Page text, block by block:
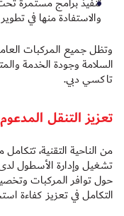
والاستفادة منها في
وتظل جميع المركبات
السلامة وجودة الخدمة
تاكسي دبي.
تعزيز التنقل
من الناحية التقنية،
تشغيل وإدارة الأسطول
حول توافر المركبات
التكامل في تعزيز كفاءة